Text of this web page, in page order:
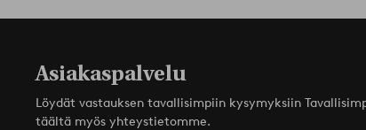
Asiakaspalvelu
Löydät vastauksen tavallisimpiin kysymyksiin
täältä myös yhteystietomme.